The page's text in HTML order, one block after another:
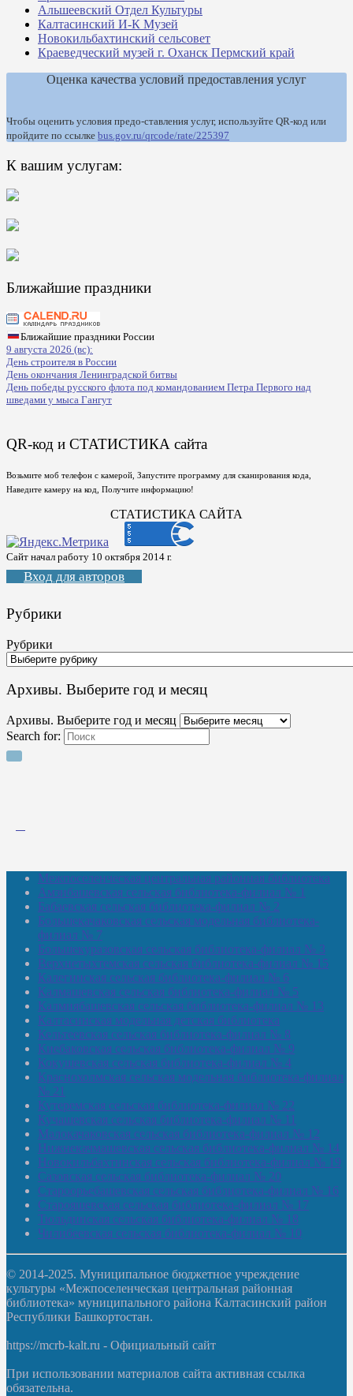
Альшеевский Отдел Культуры
Калтасинский И-К Музей
Новокильбахтинский сельсовет
Краеведческий музей г. Оханск Пермский край
Оценка качества условий предоставления услуг
Чтобы оценить условия предо-ставления услуг, используйте QR-код или
пройдите по ссылке bus.gov.ru/qrcode/rate/225397
К вашим услугам:
Ближайшие праздники
Ближайшие праздники России
9 августа 2026 (вс):
День строителя в России
День окончания Ленинградской битвы
День победы русского флота под командованием Петра Первого над
шведами у мыса Гангут
QR-код и СТАТИСТИКА сайта
Возьмите моб телефон с камерой, Запустите программу для сканирования кода,
Наведите камеру на код, Получите информацию!
СТАТИСТИКА САЙТА
Сайт начал работу 10 октября 2014 г.
Вход для авторов
Рубрики
Рубрики
Архивы. Выберите год и месяц
Архивы. Выберите год и месяц
Search for:
Межпоселенческая центральная районная библиотека
Амзибашевская сельская библиотека-филиал № 1
Бабаевская сельская библиотека-филиал № 2
Большекачаковская сельская модельная библиотека-
филиал № 7
Большекуразовская сельская библиотека-филиал № 3
Верхнетыхтемская сельская библиотека-филиал № 15
Калегинская сельская библиотека-филиал № 6
Калмашевская сельская библиотека-филиал № 5
Калмиябашевская сельская библиотека-филиал № 13
Калтасинская модельная детская библиотека
Кельтеевская сельская библиотека-филиал № 8
Киебаковская сельская библиотека-филиал № 9
Кокушевская сельская библиотека-филиал № 4
Краснохолмская сельская модельная библиотека-филиал
№ 21
Кутеремская сельская библиотека-филиал № 22
Кучашевская сельская библиотека-филиал № 11
Малокачаковская сельская библиотека-филиал № 12
Нижнекачмашевская сельская библиотека-филиал № 14
Новокильбахтинская сельская библиотека-филиал № 19
Сазовская сельская библиотека-филиал № 20
Староорьебашевская сельская библиотека-филиал № 16
Старояшевская сельская библиотека-филиал № 17
Тюльдинская сельская библиотека-филиал № 18
Чилибеевская сельская библиотека-филиал № 10
© 2014-2025. Муниципальное бюджетное учреждение
культуры «Межпоселенческая центральная районная
библиотека» муниципального района Калтасинский район
Республики Башкортостан.
https://mcrb-kalt.ru - Официальный сайт
При использовании материалов сайта активная ссылка
обязательна.